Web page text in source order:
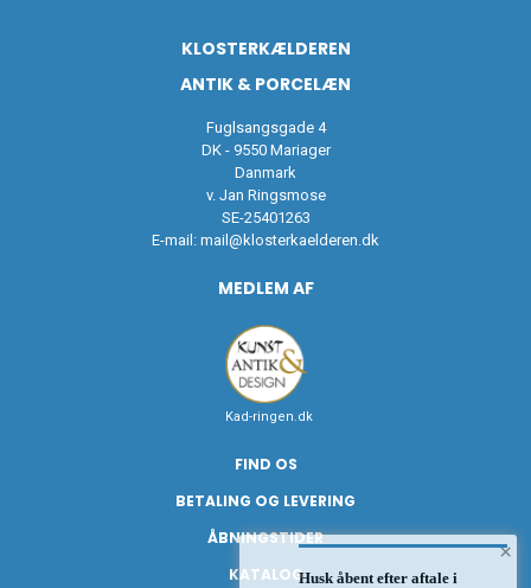
KLOSTERKÆLDEREN
ANTIK & PORCELÆN
Fuglsangsgade 4
DK - 9550 Mariager
Danmark
v. Jan Ringsmose
SE-25401263
E-mail: mail@klosterkaelderen.dk
MEDLEM AF
Kad-ringen.dk
FIND OS
BETALING OG LEVERING
ÅBNINGSTIDER
KATALOG
×
Husk åbent efter aftale i